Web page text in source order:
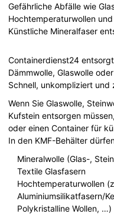
Gefährliche Abfälle wie
Hochtemperaturwollen
Künstliche Mineralfaser
Containerdienst24
Dämmwolle, Glaswolle
Schnell, unkompliziert und
Wenn Sie Glaswolle,
Kufstein entsorgen
oder einen Container für
In den KMF-Behälter
Mineralwolle (Glas-,
Textile Glasfasern
Hochtemperaturwollen
Aluminiumsilikatfasern/
Polykristalline Wollen, …)